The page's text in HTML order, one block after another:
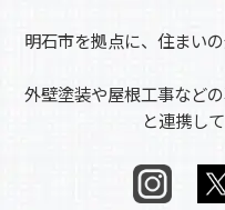
明石市を拠点に、住まい
外壁塗装や屋根工事など
と連携し